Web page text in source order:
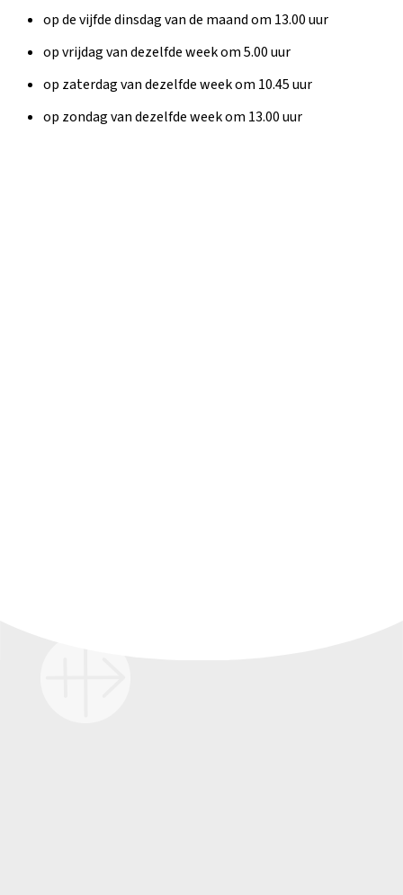
op de vijfde dinsdag van de maand om 13.00 uur
op vrijdag van dezelfde week om 5.00 uur
op zaterdag van dezelfde week om 10.45 uur
op zondag van dezelfde week om 13.00 uur